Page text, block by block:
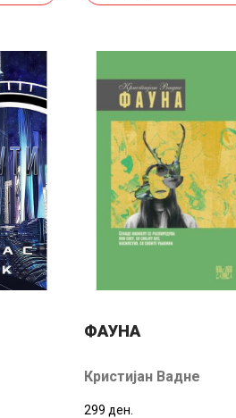
ФАУНА
Кристијан Вадне
299 ден.